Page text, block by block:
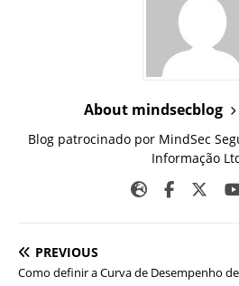
About mindsecblog
Blog patrocinado por MindSec
Informação
PREVIOUS
Como definir a Curva de Desempenho